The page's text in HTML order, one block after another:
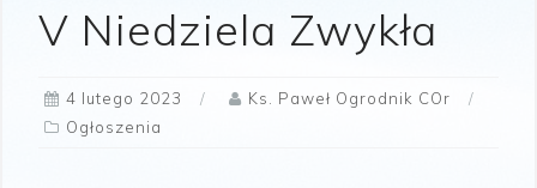
V Niedziela Zwykła
4 lutego 2023
Ks. Paweł Ogrodnik COr
Ogłoszenia